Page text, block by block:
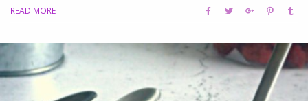
READ MORE